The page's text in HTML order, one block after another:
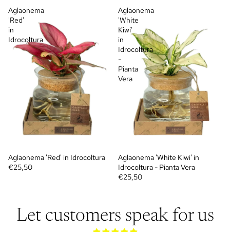
Aglaonema
'Red'
in
Idrocoltura
Aglaonema 'Red' in Idrocoltura
€25,50
Aglaonema
'White
Kiwi'
in
Idrocoltura
-
Pianta
Vera
Aglaonema 'White Kiwi' in
Idrocoltura - Pianta Vera
€25,50
Let customers speak for us